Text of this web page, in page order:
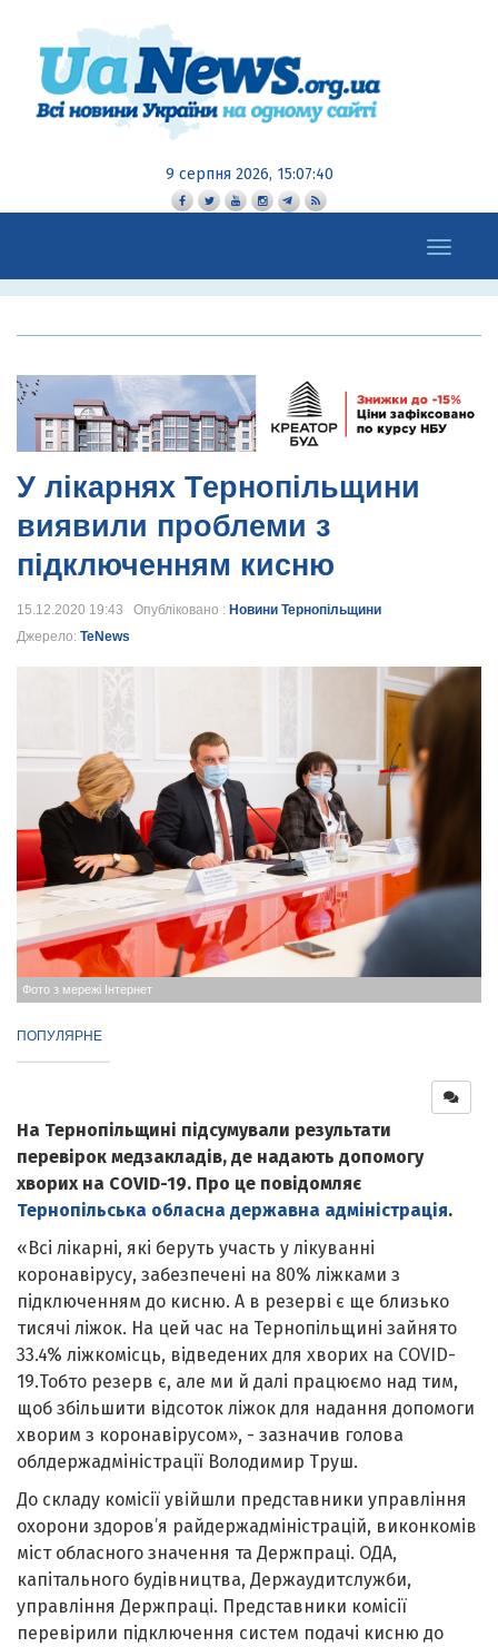
9 серпня 2026, 15:07:41
Toggle
navigation
У лікарнях Тернопільщини
виявили проблеми з
підключенням кисню
15.12.2020 19:43 Опубліковано : Новини Тернопільщини
Джерело: TeNews
Фото з мережі Інтернет
ПОПУЛЯРНЕ
На Тернопільщині підсумували результати
перевірок медзакладів, де надають допомогу
хворих на COVID-19. Про це повідомляє
Тернопільська обласна державна адміністрація.
«Всі лікарні, які беруть участь у лікуванні
коронавірусу, забезпечені на 80% ліжками з
підключенням до кисню. А в резерві є ще близько
тисячі ліжок. На цей час на Тернопільщині зайнято
33.4% ліжкомісць, відведених для хворих на COVID-
19.Тобто резерв є, але ми й далі працюємо над тим,
щоб збільшити відсоток ліжок для надання допомоги
хворим з коронавірусом», - зазначив голова
облдержадміністрації Володимир Труш.
До складу комісії увійшли представники управління
охорони здоров’я райдержадміністрацій, виконкомів
міст обласного значення та Держпраці. ОДА,
капітального будівництва, Держаудитслужби,
управління Держпраці. Представники комісії
перевірили підключення систем подачі кисню до